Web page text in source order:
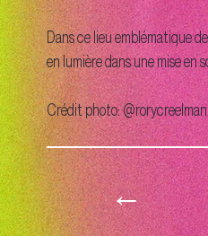
Dans ce lieu emblématique
en lumière dans une mise en
Crédit photo: @rorycreelman
←